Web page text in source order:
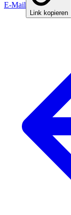
E-Mail
Link kopieren